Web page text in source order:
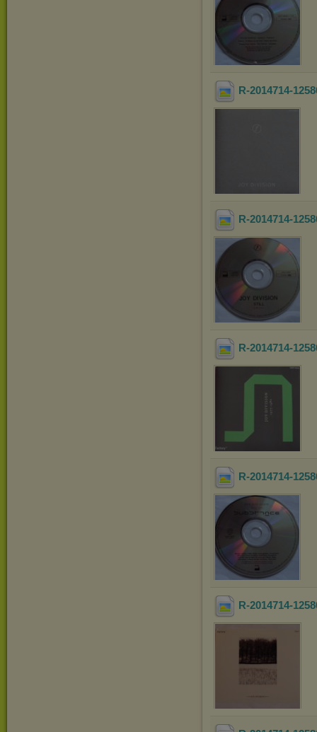
R-2014714-
R-2014714-
R-2014714-
R-2014714-
R-2014714-